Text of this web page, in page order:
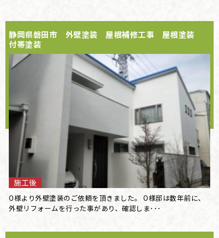
静岡県磐田市 外壁塗装 屋根補修工事 屋根塗装
付帯塗装
施工後
O様より外壁塗装のご依頼を頂きました。 O様邸は数年前に、
外壁リフォームを行った事があり、確認しま･･･